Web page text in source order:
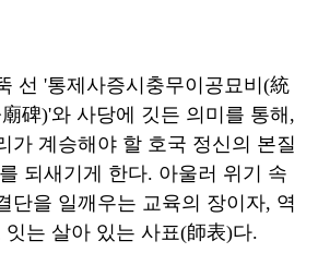
선 '통제사증시충무이공묘비(統
碑)'와 사당에 깃든 의미를 통해,
가 계승해야 할 호국 정신의 본질
되새기게 한다. 아울러 위기 속
단을 일깨우는 교육의 장이자, 역
는 살아 있는 사표(師表)다.